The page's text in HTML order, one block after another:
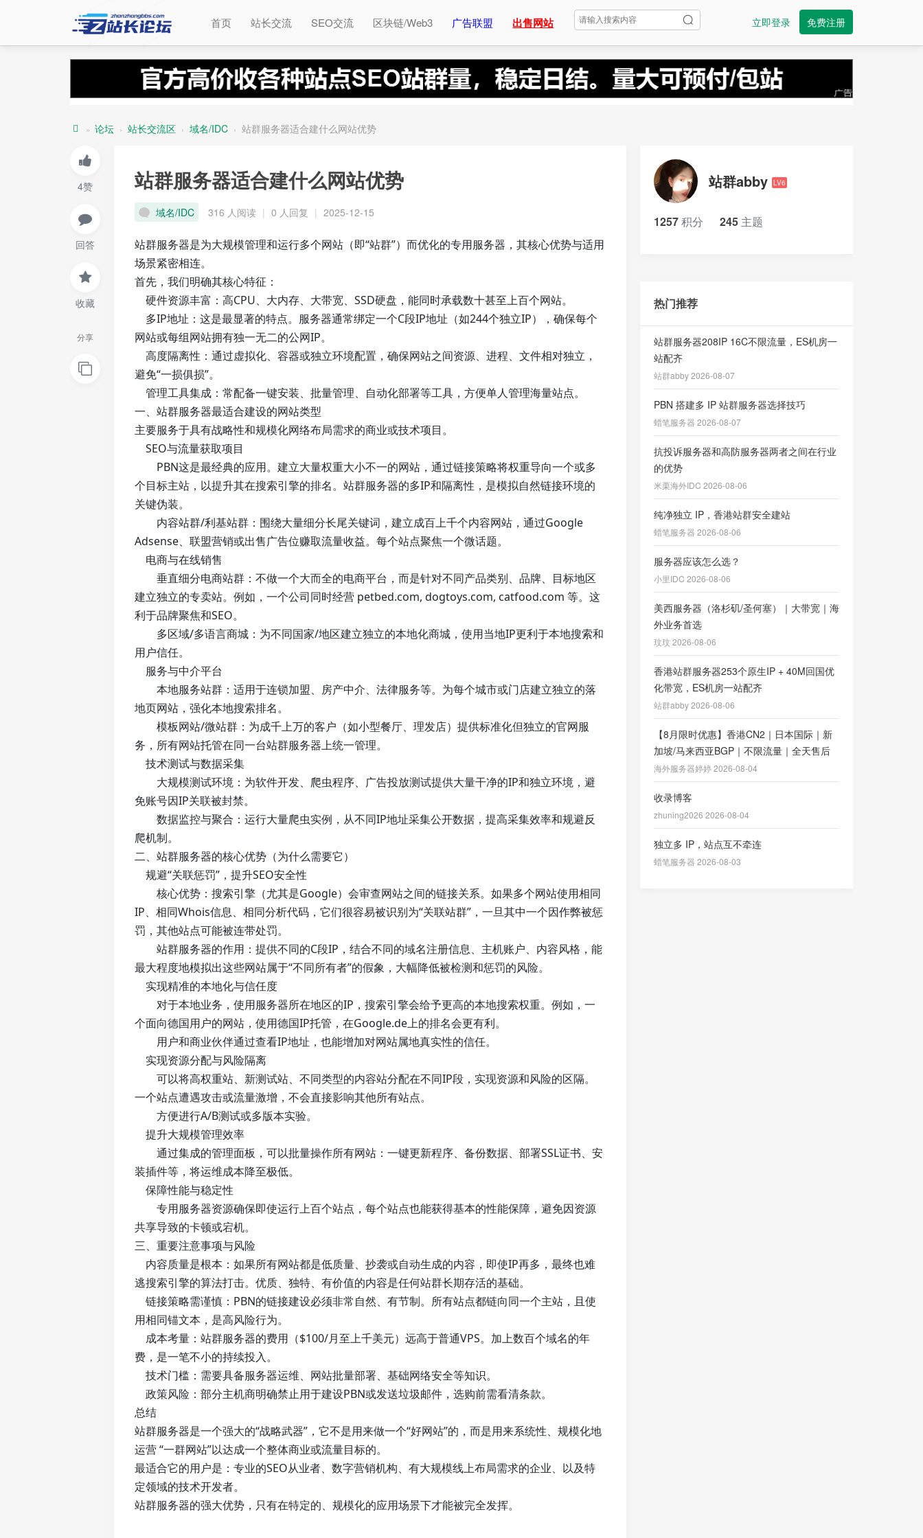
首页 站长交流 SEO交流 区块链/Web3 广告联盟 出售网站 立即登录 免费注册
长
论
» 论坛 › 站长交流区 › 域名/IDC › 站群服务器适合建什么网站优势
4赞
回答
收藏
分享
站群服务器适合建什么网站优势
域名/IDC 316 人阅读 | 0 人回复 | 2025-12-15
站群服务器是为大规模管理和运行多个网站（即“站群”）而优化的专用服务器，其核心优势与适用
场景紧密相连。
首先，我们明确其核心特征：
硬件资源丰富：高CPU、大内存、大带宽、SSD硬盘，能同时承载数十甚至上百个网站。
多IP地址：这是最显著的特点。服务器通常绑定一个C段IP地址（如244个独立IP），确保每个
网站或每组网站拥有独一无二的公网IP。
高度隔离性：通过虚拟化、容器或独立环境配置，确保网站之间资源、进程、文件相对独立，
避免“一损俱损”。
管理工具集成：常配备一键安装、批量管理、自动化部署等工具，方便单人管理海量站点。
一、站群服务器最适合建设的网站类型
主要服务于具有战略性和规模化网络布局需求的商业或技术项目。
SEO与流量获取项目
PBN这是最经典的应用。建立大量权重大小不一的网站，通过链接策略将权重导向一个或多
个目标主站，以提升其在搜索引擎的排名。站群服务器的多IP和隔离性，是模拟自然链接环境的
关键伪装。
内容站群/利基站群：围绕大量细分长尾关键词，建立成百上千个内容网站，通过Google
Adsense、联盟营销或出售广告位赚取流量收益。每个站点聚焦一个微话题。
电商与在线销售
垂直细分电商站群：不做一个大而全的电商平台，而是针对不同产品类别、品牌、目标地区
建立独立的专卖站。例如，一个公司同时经营 petbed.com, dogtoys.com, catfood.com 等。这
利于品牌聚焦和SEO。
多区域/多语言商城：为不同国家/地区建立独立的本地化商城，使用当地IP更利于本地搜索和
用户信任。
服务与中介平台
本地服务站群：适用于连锁加盟、房产中介、法律服务等。为每个城市或门店建立独立的落
地页网站，强化本地搜索排名。
模板网站/微站群：为成千上万的客户（如小型餐厅、理发店）提供标准化但独立的官网服
务，所有网站托管在同一台站群服务器上统一管理。
技术测试与数据采集
大规模测试环境：为软件开发、爬虫程序、广告投放测试提供大量干净的IP和独立环境，避
免账号因IP关联被封禁。
数据监控与聚合：运行大量爬虫实例，从不同IP地址采集公开数据，提高采集效率和规避反
爬机制。
二、站群服务器的核心优势（为什么需要它）
规避“关联惩罚”，提升SEO安全性
核心优势：搜索引擎（尤其是Google）会审查网站之间的链接关系。如果多个网站使用相同
IP、相同Whois信息、相同分析代码，它们很容易被识别为“关联站群”，一旦其中一个因作弊被惩
罚，其他站点可能被连带处罚。
站群服务器的作用：提供不同的C段IP，结合不同的域名注册信息、主机账户、内容风格，能
最大程度地模拟出这些网站属于“不同所有者”的假象，大幅降低被检测和惩罚的风险。
实现精准的本地化与信任度
对于本地业务，使用服务器所在地区的IP，搜索引擎会给予更高的本地搜索权重。例如，一
个面向德国用户的网站，使用德国IP托管，在Google.de上的排名会更有利。
用户和商业伙伴通过查看IP地址，也能增加对网站属地真实性的信任。
实现资源分配与风险隔离
可以将高权重站、新测试站、不同类型的内容站分配在不同IP段，实现资源和风险的区隔。
一个站点遭遇攻击或流量激增，不会直接影响其他所有站点。
方便进行A/B测试或多版本实验。
提升大规模管理效率
通过集成的管理面板，可以批量操作所有网站：一键更新程序、备份数据、部署SSL证书、安
装插件等，将运维成本降至极低。
保障性能与稳定性
专用服务器资源确保即使运行上百个站点，每个站点也能获得基本的性能保障，避免因资源
共享导致的卡顿或宕机。
三、重要注意事项与风险
内容质量是根本：如果所有网站都是低质量、抄袭或自动生成的内容，即使IP再多，最终也难
逃搜索引擎的算法打击。优质、独特、有价值的内容是任何站群长期存活的基础。
链接策略需谨慎：PBN的链接建设必须非常自然、有节制。所有站点都链向同一个主站，且使
用相同锚文本，是高风险行为。
成本考量：站群服务器的费用（$100/月至上千美元）远高于普通VPS。加上数百个域名的年
费，是一笔不小的持续投入。
技术门槛：需要具备服务器运维、网站批量部署、基础网络安全等知识。
政策风险：部分主机商明确禁止用于建设PBN或发送垃圾邮件，选购前需看清条款。
总结
站群服务器是一个强大的“战略武器”，它不是用来做一个“好网站”的，而是用来系统性、规模化地
运营 “一群网站”以达成一个整体商业或流量目标的。
最适合它的用户是：专业的SEO从业者、数字营销机构、有大规模线上布局需求的企业、以及特
定领域的技术开发者。
站群服务器的强大优势，只有在特定的、规模化的应用场景下才能被完全发挥。
站群abby LV6
1257积分 245 主题
热门推荐
站群服务器208IP 16C不限流量，ES机房一
站配齐
站群abby 2026-08-07
PBN 搭建多 IP 站群服务器选择技巧
蜡笔服务器 2026-08-07
抗投诉服务器和高防服务器两者之间在行业
的优势
米栗海外IDC 2026-08-06
纯净独立 IP，香港站群安全建站
蜡笔服务器 2026-08-06
服务器应该怎么选？
小里IDC 2026-08-06
美西服务器（洛杉矶/圣何塞）｜大带宽｜海
外业务首选
玟玟 2026-08-06
香港站群服务器253个原生IP + 40M回国优
化带宽，ES机房一站配齐
站群abby 2026-08-06
【8月限时优惠】香港CN2｜日本国际｜新
加坡/马来西亚BGP｜不限流量｜全天售后
海外服务器婷婷 2026-08-04
收录博客
zhuning2026 2026-08-04
独立多 IP，站点互不牵连
蜡笔服务器 2026-08-03